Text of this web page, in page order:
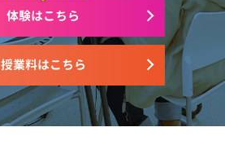
授業料はこちら
体験はこちら